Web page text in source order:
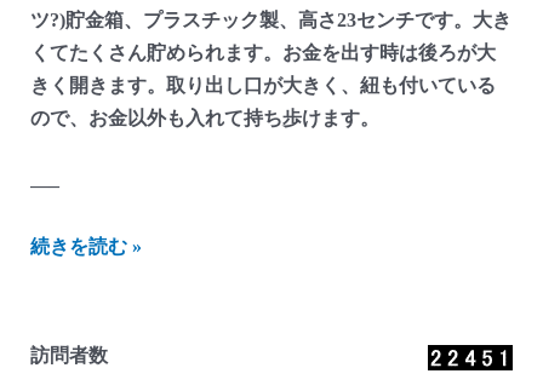
ツ?)貯金箱、プラスチック製、高さ23センチです。大き
くてたくさん貯められます。お金を出す時は後ろが大
きく開きます。取り出し口が大きく、紐も付いている
ので、お金以外も入れて持ち歩けます。
—–
に
わ
続きを読む »
訪問者数